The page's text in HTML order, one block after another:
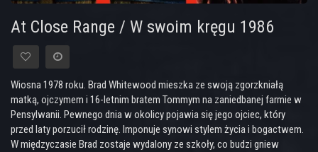
At Close Range / W swoim kręgu 1986
Wiosna 1978 roku. Brad Whitewood mieszka ze swoją zgorzkniałą
matką, ojczymem i 16-letnim bratem Tommym na zaniedbanej farmie w
Pensylwanii. Pewnego dnia w okolicy pojawia się jego ojciec, który
przed laty porzucił rodzinę. Imponuje synowi stylem życia i bogactwem.
W międzyczasie Brad zostaje wydalony ze szkoły, co budzi gniew